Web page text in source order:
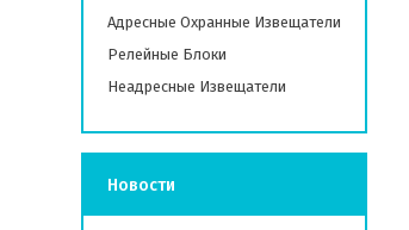
Адресные Охранные Извещатели
Релейные Блоки
Неадресные Извещатели
Новости